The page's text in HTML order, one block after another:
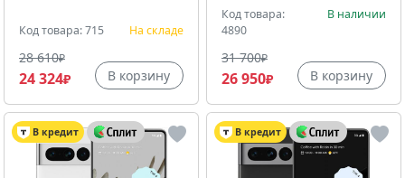
Код товара: 715 На складе
28 610₽
24 324₽ В корзину
Код товара:
4890
В наличии
31 700₽
26 950₽ В корзину
В кредит В кредит